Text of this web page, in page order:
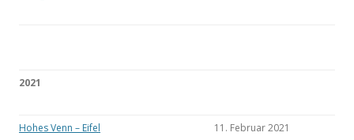
2021
Hohes Venn – Eifel 11. Februar 2021